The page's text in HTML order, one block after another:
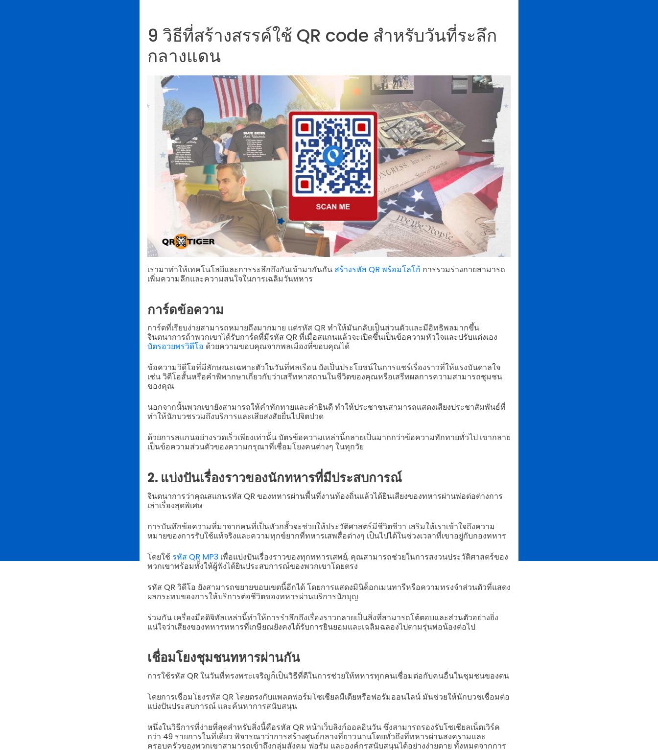
9 วิธีที่สร้างสรรค์ใช้ QR code สำหรับวันที่ระลึก
กลางแดน
เรามาทำให้เทคโนโลยีและการระลึกถึงกันเข้ามากันกัน สร้างรหัส QR พร้อมโลโก้การรวมร่างกายสามารถ
เพิ่มความลึกและความสนใจในการเฉลิมวันทหาร
การ์ดข้อความ
การ์ดที่เรียบง่ายสามารถหมายถึงมากมาย แต่รหัส QR ทำให้มันกลับเป็นส่วนตัวและมีอิทธิพลมากขึ้น
จินตนาการถ้าพวกเขาได้รับการ์ดที่มีรหัส QR ที่เมื่อสแกนแล้วจะเปิดขึ้นเป็นข้อความหัวใจและปรับแต่งเอง
บัตรอวยพรวิดีโอ ด้วยความขอบคุณจากพลเมืองที่ขอบคุณได้
ข้อความวิดีโอที่มีลักษณะเฉพาะตัวในวันที่พลเรือน ยังเป็นประโยชน์ในการแชร์เรื่องราวที่ให้แรงบันดาลใจ
เช่น วิดีโอสั้นหรือคำพิพากษาเกี่ยวกับว่าเสรีทหาสถานในชีวิตของคุณหรือเสรีทผลการความสามารถชุมชน
ของคุณ
นอกจากนั้นพวกเขายังสามารถให้คำทักทายและคำยินดี ทำให้ประชาชนสามารถแสดงเสียงประชาสัมพันธ์ที่
ทำให้นักบวชรวมถึงบริการและเสียสงสัยยื่นไปจิตปวด
ด้วยการสแกนอย่างรวดเร็วเพียงเท่านั้น บัตรข้อความเหล่านี้กลายเป็นมากกว่าข้อความทักทายทั่วไป เขากลาย
เป็นข้อความส่วนตัวของความกรุณาที่เชื่อมโยงคนต่างๆ ในทุกวัย
2. แบ่งปันเรื่องราวของนักทหารที่มีประสบการณ์
จินตนาการว่าคุณสแกนรหัส QR ของทหารผ่านพื้นที่งานท้องถิ่นแล้วได้ยินเสียงของทหารผ่านพ่อต่อต่างการ
เล่าเรื่องสุดพิเศษ
การบันทึกข้อความที่มาจากคนที่เป็นหัวกลั้วจะช่วยให้ประวัติศาสตร์มีชีวิตชีวา เสริมให้เราเข้าใจถึงความ
หมายของการรับใช้แท้จริงและความทุกข์ยากที่ทหารเสพสื่อต่างๆ เป็นไปได้ในช่วงเวลาที่เขาอยู่กับกองทหาร
โดยใช้ รหัส QR MP3เพื่อแบ่งปันเรื่องราวของทุกทหารเสพย์, คุณสามารถช่วยในการสงวนประวัติศาสตร์ของ
พวกเขาพร้อมทั้งให้ผู้ฟังได้ยินประสบการณ์ของพวกเขาโดยตรง
รหัส QR วิดีโอ ยังสามารถขยายขอบเขตนี้อีกได้ โดยการแสดงมินิด็อกเมนทารีหรือความทรงจำส่วนตัวที่แสดง
ผลกระทบของการให้บริการต่อชีวิตของทหารผ่านบริการนักบุญ
ร่วมกัน เครื่องมือดิจิทัลเหล่านี้ทำให้การรำลึกถึงเรื่องราวกลายเป็นสิ่งที่สามารถโต้ตอบและส่วนตัวอย่างยิ่ง
แน่ใจว่าเสียงของทหารทหารที่เกษียณยังคงได้รับการยินยอมและเฉลิมฉลองไปตามรุ่นพ่อน้องต่อไป
เชื่อมโยงชุมชนทหารผ่านกัน
การใช้รหัส QR ในวันที่ทรงพระเจริญก็เป็นวิธีที่ดีในการช่วยให้ทหารทุกคนเชื่อมต่อกับคนอื่นในชุมชนของตน
โดยการเชื่อมโยงรหัส QR โดยตรงกับแพลตฟอร์มโซเชียลมีเดียหรือฟอรัมออนไลน์ มันช่วยให้นักบวชเชื่อมต่อ
แบ่งปันประสบการณ์ และค้นหาการสนับสนุน
หนึ่งในวิธีการที่ง่ายที่สุดสำหรับสิ่งนี้คือรหัส QR หน้าเว็บลิงก์ออลอินวัน ซึ่งสามารถรองรับโซเชียลเน็ตเวิร์ค
กว่า 49 รายการในที่เดียว พิจารณาว่าการสร้างศูนย์กลางที่ยาวนานโดยทั่วถึงที่ทหารผ่านสงครามและ
ครอบครัวของพวกเขาสามารถเข้าถึงกลุ่มสังคม ฟอรัม และองค์กรสนับสนุนได้อย่างง่ายดาย ทั้งหมดจากการ